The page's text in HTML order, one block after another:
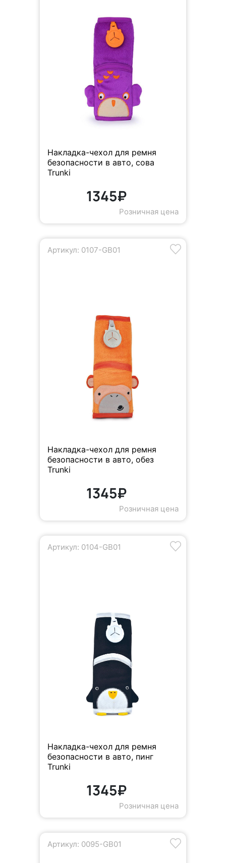
Накладка-чехол для ремня
безопасности в авто, сова
Trunki
1345₽
Розничная цена
Артикул: 0107-GB01
Накладка-чехол для ремня
безопасности в авто, обез
Trunki
1345₽
Розничная цена
Артикул: 0104-GB01
Накладка-чехол для ремня
безопасности в авто, пинг
Trunki
1345₽
Розничная цена
Артикул: 0095-GB01